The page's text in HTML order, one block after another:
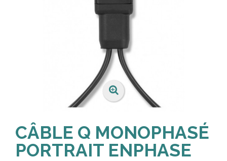
CÂBLE Q MONOPHASÉ
PORTRAIT ENPHASE